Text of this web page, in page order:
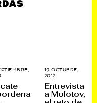
U
L
19 OCTUBRE,
2017
N
O
Entrevista
a Molotov,